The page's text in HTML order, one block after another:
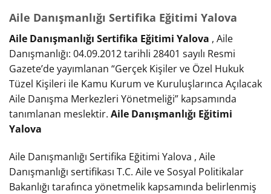
Aile Danışmanlığı Sertifika Eğitimi Yalova
Aile Danışmanlığı Sertifika Eğitimi Yalova , Aile
Danışmanlığı: 04.09.2012 tarihli 28401 sayılı Resmi
Gazete’de yayımlanan “Gerçek Kişiler ve Özel Hukuk
Tüzel Kişileri ile Kamu Kurum ve Kuruluşlarınca Açılacak
Aile Danışma Merkezleri Yönetmeliği” kapsamında
tanımlanan meslektir. Aile Danışmanlığı Eğitimi
Yalova
Aile Danışmanlığı Sertifika Eğitimi Yalova , Aile
Danışmanlığı sertifikası T.C. Aile ve Sosyal Politikalar
Bakanlığı tarafınca yönetmelik kapsamında belirlenmiş